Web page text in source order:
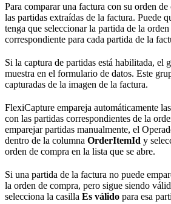
Para comparar una factura con su orden
las partidas extraídas de la factura. Puede
tenga que seleccionar la partida de la
correspondiente para cada partida de la
Si la captura de partidas está habilitada, el
muestra en el formulario de datos. Este
capturadas de la imagen de la factura.
FlexiCapture empareja automáticamente
con las partidas correspondientes de la
emparejar partidas manualmente, el
dentro de la columna OrderItemId y
orden de compra en la lista que se abre.
Si una partida de la factura no puede
la orden de compra, pero sigue siendo
selecciona la casilla Es válido para esa